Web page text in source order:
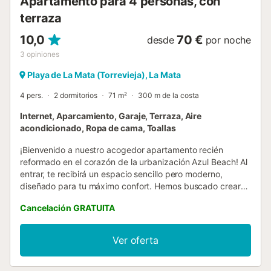
terraza
10,0
3 opiniones
desde 70 € por noche
Playa de La Mata (Torrevieja), La Mata
4 pers. 2 dormitorios 71 m² 300 m de la costa
Internet, Aparcamiento, Garaje, Terraza, Aire
acondicionado, Ropa de cama, Toallas
¡Bienvenido a nuestro acogedor apartamento recién
reformado en el corazón de la urbanización Azul Beach! Al
entrar, te recibirá un espacio sencillo pero moderno,
diseñado para tu máximo confort. Hemos buscado crear
apartamento está completamente equipado con todas las
comodidades que necesitas para que tu estancia sea
conveniente y agradable. Una cocina totalmente abierta y
equipada está conectada a un espacioso salón-comedor,
lo que te permitirá disfrutar del tiempo que pases en el
Cancelación GRATUITA
Ver oferta